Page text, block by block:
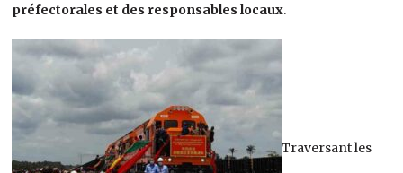
préfectorales et des responsables locaux.
Traversant les